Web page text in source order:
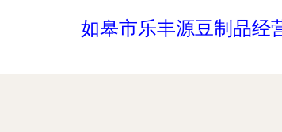
如皋市乐丰源豆制品经